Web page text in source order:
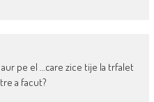
pe el …care zice tije la trfalet
a facut?